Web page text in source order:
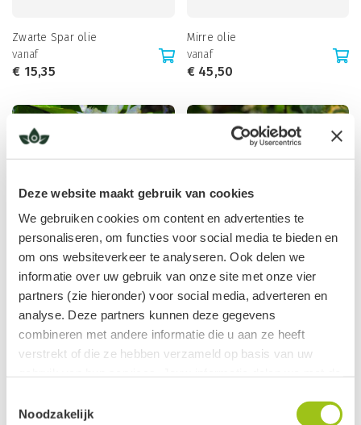
Deze website maakt gebruik van cookies
We gebruiken cookies om content en advertenties te
personaliseren, om functies voor social media te bieden en
om ons websiteverkeer te analyseren. Ook delen we
informatie over uw gebruik van onze site met onze vier
partners (zie hieronder) voor social media, adverteren en
analyse. Deze partners kunnen deze gegevens
combineren met andere informatie die u aan ze heeft
verstrekt of die ze hebben verzameld op basis van uw
Noodzakelijk
Zwarte Spar olie
vanaf
€ 15,35
Mirre olie
vanaf
€45,50
vanaf
€48,55
vanaf
€17,25